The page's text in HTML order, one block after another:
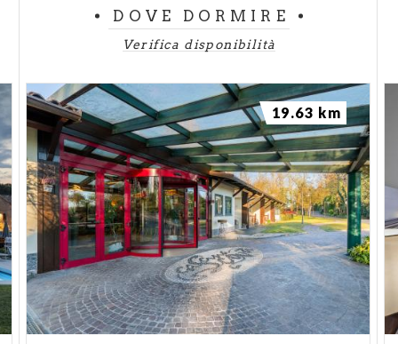
DOVE DORMIRE
Verifica disponibilità
19.63 km